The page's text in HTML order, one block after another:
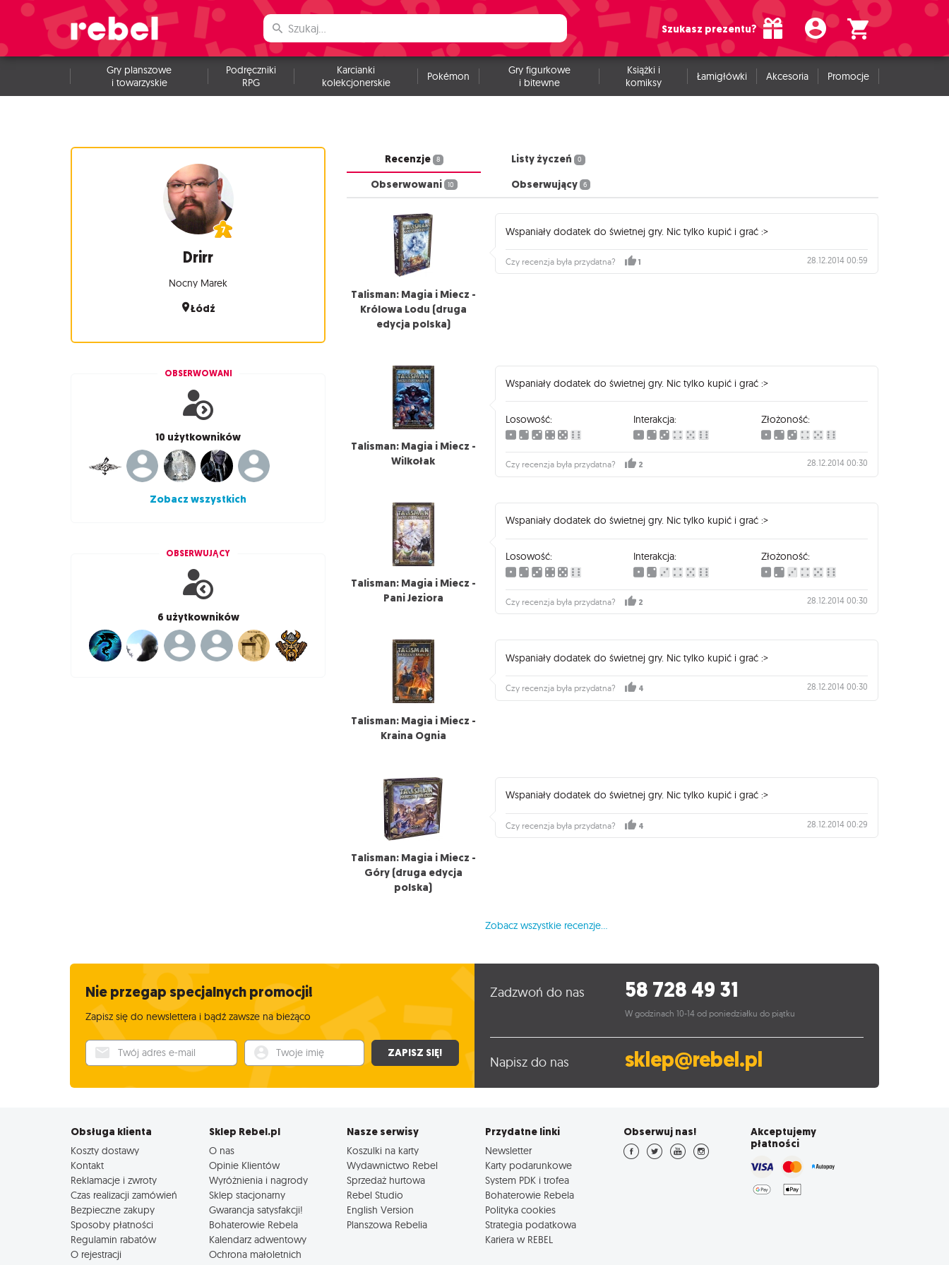
Szukasz prezentu?
Gry planszowe
i towarzyskie
Podręczniki
RPG
Karcianki
kolekcjonerskie
Pokémon
Gry figurkowe
i bitewne
Książki i
komiksy
Łamigłówki Akcesoria Promocje
Drirr
Nocny Marek
Łódź
OBSERWOWANI
10 użytkowników
Zobacz wszystkich
OBSERWUJĄCY
6 użytkowników
Recenzje 8 Listy życzeń 0
Obserwowani 10 Obserwujący 6
Talisman: Magia i Miecz -
Królowa Lodu (druga
edycja polska)
Wspaniały dodatek do świetnej gry. Nic tylko kupić i grać :>
Czy recenzja była przydatna? 1 28.12.2014 00:59
Talisman: Magia i Miecz -
Wilkołak
Wspaniały dodatek do świetnej gry. Nic tylko kupić i grać :>
Losowość: Interakcja: Złożoność:
Czy recenzja była przydatna? 2 28.12.2014 00:30
Talisman: Magia i Miecz -
Pani Jeziora
Wspaniały dodatek do świetnej gry. Nic tylko kupić i grać :>
Losowość: Interakcja: Złożoność:
Czy recenzja była przydatna? 2 28.12.2014 00:30
Talisman: Magia i Miecz -
Kraina Ognia
Wspaniały dodatek do świetnej gry. Nic tylko kupić i grać :>
Czy recenzja była przydatna? 4 28.12.2014 00:30
Talisman: Magia i Miecz -
Góry (druga edycja
polska)
Wspaniały dodatek do świetnej gry. Nic tylko kupić i grać :>
Czy recenzja była przydatna? 4 28.12.2014 00:29
Zobacz wszystkie recenzje...
Nie przegap specjalnych promocji!
Zapisz się do newslettera i bądź zawsze na bieżąco
Twój adres e-mail Twoje imię ZAPISZ SIĘ!
Zadzwoń do nas 58 728 49 31
W godzinach 10-14 od poniedziałku do piątku
Napisz do nas sklep@rebel.pl
Obsługa klienta
Koszty dostawy
Kontakt
Reklamacje i zwroty
Czas realizacji zamówień
Bezpieczne zakupy
Sposoby płatności
Regulamin rabatów
O rejestracji
Sklep Rebel.pl
O nas
Opinie Klientów
Wyróżnienia i nagrody
Sklep stacjonarny
Gwarancja satysfakcji!
Bohaterowie Rebela
Kalendarz adwentowy
Ochrona małoletnich
Nasze serwisy
Koszulki na karty
Wydawnictwo Rebel
Sprzedaż hurtowa
Rebel Studio
English Version
Planszowa Rebelia
Przydatne linki
Newsletter
Karty podarunkowe
System PDK i trofea
Bohaterowie Rebela
Polityka cookies
Strategia podatkowa
Kariera w REBEL
Obserwuj nas!
Akceptujemy
płatności